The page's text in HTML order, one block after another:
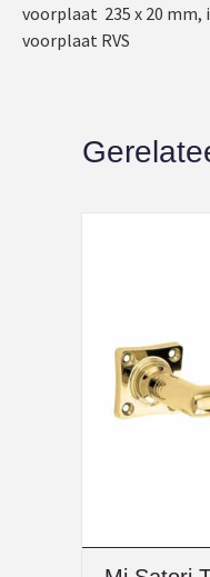
voorplaat 235 x 20
voorplaat RVS